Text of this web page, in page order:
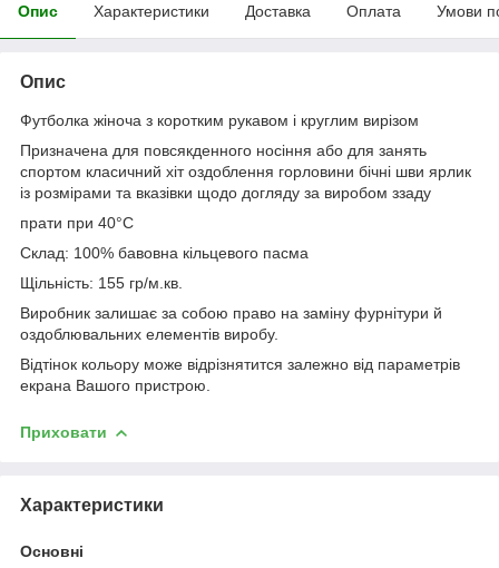
Опис Характеристики Доставка Оплата Умови
Опис
Футболка жіноча з коротким рукавом і круглим вирізом
Призначена для повсякденного носіння або для занять
спортом класичний хіт оздоблення горловини бічні шви ярлик
із розмірами та вказівки щодо догляду за виробом ззаду
прати при 40°C
Склад: 100% бавовна кільцевого пасма
Щільність: 155 гр/м.кв.
Виробник залишає за собою право на заміну фурнітури й
оздоблювальних елементів виробу.
Відтінок кольору може відрізнятится залежно від параметрів
екрана Вашого пристрою.
Приховати
Характеристики
Основні